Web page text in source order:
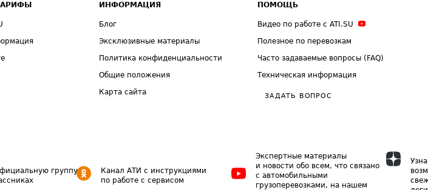
ИНФОРМАЦИЯ
Блог
Эксклюзивные материалы
Политика конфиденциальности
Общие положения
Карта сайта
ПОМОЩЬ
Видео по работе с ATI.SU
Полезное по перевозкам
Часто задаваемые вопросы (FAQ)
Техническая информация
ЗАДАТЬ ВОПРОС
группу
Канал АТИ с инструкциями
по работе с сервисом
Экспертные материалы
и новости обо всем, что связано
с автомобильными
грузоперевозками, на нашем